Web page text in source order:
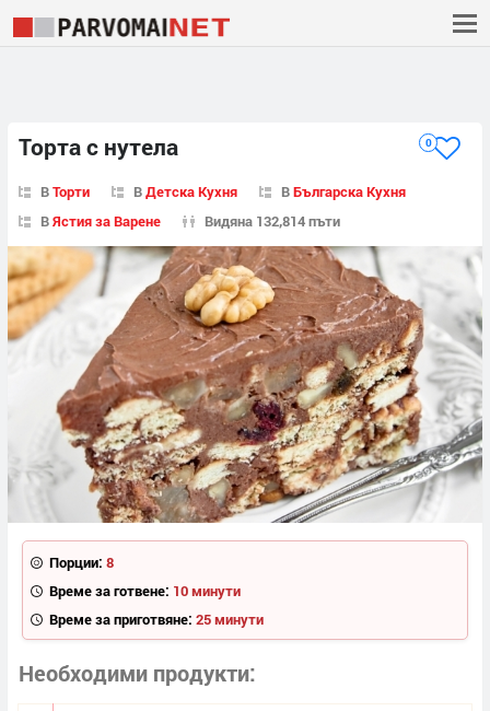
Торта с нутела 0
ВТорти ВДетска Кухня ВБългарска Кухня
ВЯстия за Варене Видяна 132,814 пъти
Порции: 8
Време за готвене: 10 минути
Време за приготвяне: 25 минути
Необходими продукти